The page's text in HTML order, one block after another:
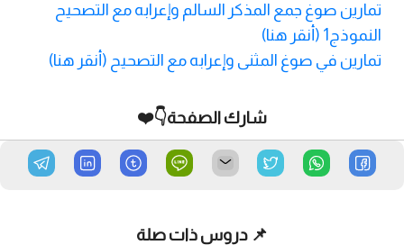
تمارين صوغ جمع المذكر السالم وإعرابه مع التصحيح
النموذج1 (أنقر هنا)
تمارين في صوغ المثنى وإعرابه مع التصحيح (أنقر هنا)
شارك الصفحة👇❤️
📌 دروس ذات صلة